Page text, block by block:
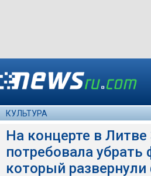
КУЛЬТУРА
На концерте в
потребовала
который